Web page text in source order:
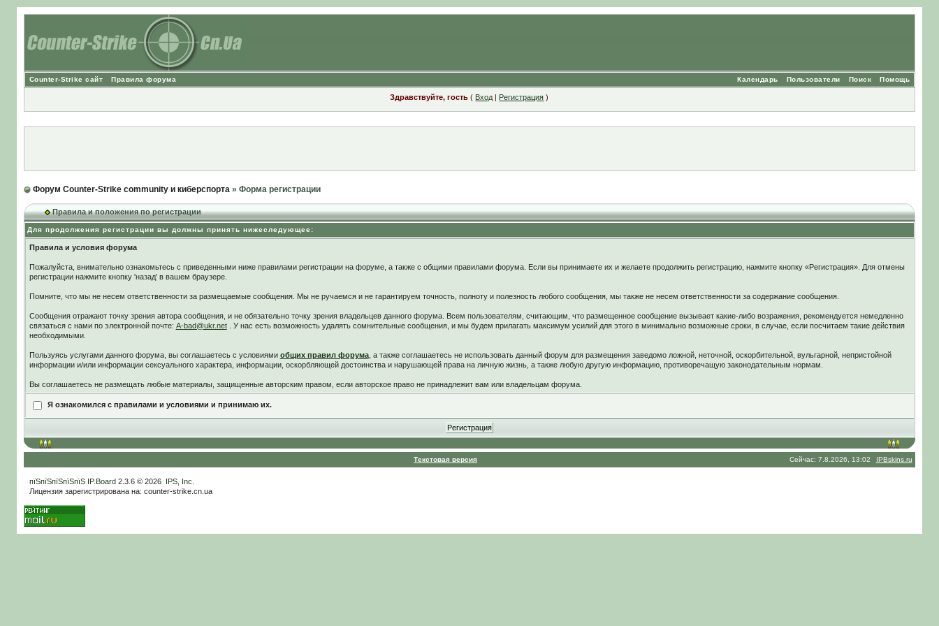
Counter-Strike сайт Правила форума Помощь
Поиск
Пользователи
Календарь
Здравствуйте, гость ( Вход | Регистрация )
Форум Counter-Strike community и киберспорта» Форма регистрации
Правила и положения по регистрации
Для продолжения регистрации вы должны принять нижеследующее:
Правила и условия форума
Пожалуйста, внимательно ознакомьтесь с приведенными ниже правилами регистрации на форуме, а также с общими правилами форума. Если вы принимаете их и желаете продолжить регистрацию, нажмите кнопку «Регистрация». Для отмены
регистрации нажмите кнопку 'назад' в вашем браузере.
Помните, что мы не несем ответственности за размещаемые сообщения. Мы не ручаемся и не гарантируем точность, полноту и полезность любого сообщения, мы также не несем ответственности за содержание сообщения.
Сообщения отражают точку зрения автора сообщения, и не обязательно точку зрения владельцев данного форума. Всем пользователям, считающим, что размещенное сообщение вызывает какие-либо возражения, рекомендуется немедленно
связаться с нами по электронной почте: A-bad@ukr.net. У нас есть возможность удалять сомнительные сообщения, и мы будем прилагать максимум усилий для этого в минимально возможные сроки, в случае, если посчитаем такие действия
необходимыми.
Пользуясь услугами данного форума, вы соглашаетесь c условиями общих правил форума, а также соглашаетесь не использовать данный форум для размещения заведомо ложной, неточной, оскорбительной, вульгарной, непристойной
информации и/или информации сексуального характера, информации, оскорбляющей достоинства и нарушающей права на личную жизнь, а также любую другую информацию, противоречащую законодательным нормам.
Вы соглашаетесь не размещать любые материалы, защищенные авторским правом, если авторское право не принадлежит вам или владельцам форума.
Я ознакомился с правилами и условиями и принимаю их.
Текстовая версия Сейчас: 7.8.2026, 13:02 IPBskins.ru
пїЅпїЅпїЅпїЅпїЅ IP.Board2.3.6 © 2026 IPS, Inc
Лицензия зарегистрирована на: counter-strike.cn.ua